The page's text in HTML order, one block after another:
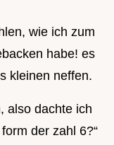
wie ich zum
habe! es
kleinen neffen.
also dachte ich
der zahl 6?“